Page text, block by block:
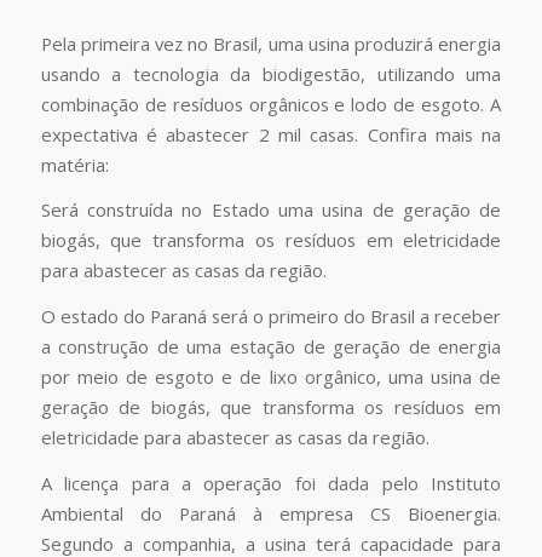
Pela primeira vez no Brasil, uma usina produzirá energia
usando a tecnologia da biodigestão, utilizando uma
combinação de resíduos orgânicos e lodo de esgoto. A
expectativa é abastecer 2 mil casas. Confira mais na
matéria:
Será construída no Estado uma usina de geração de
biogás, que transforma os resíduos em eletricidade
para abastecer as casas da região.
O estado do Paraná será o primeiro do Brasil a receber
a construção de uma estação de geração de energia
por meio de esgoto e de lixo orgânico, uma usina de
geração de biogás, que transforma os resíduos em
eletricidade para abastecer as casas da região.
A licença para a operação foi dada pelo Instituto
Ambiental do Paraná à empresa CS Bioenergia.
Segundo a companhia, a usina terá capacidade para